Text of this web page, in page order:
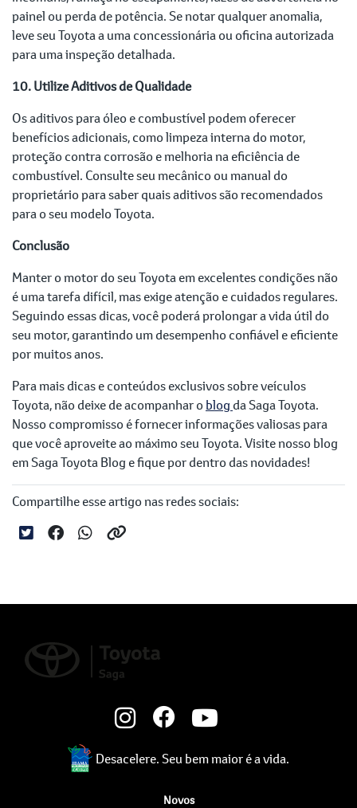
painel ou perda de potência. Se notar qualquer anomalia,
leve seu Toyota a uma concessionária ou oficina autorizada
para uma inspeção detalhada.
10. Utilize Aditivos de Qualidade
Os aditivos para óleo e combustível podem oferecer
benefícios adicionais, como limpeza interna do motor,
proteção contra corrosão e melhoria na eficiência de
combustível. Consulte seu mecânico ou manual do
proprietário para saber quais aditivos são recomendados
para o seu modelo Toyota.
Conclusão
Manter o motor do seu Toyota em excelentes condições não
é uma tarefa difícil, mas exige atenção e cuidados regulares.
Seguindo essas dicas, você poderá prolongar a vida útil do
seu motor, garantindo um desempenho confiável e eficiente
por muitos anos.
Para mais dicas e conteúdos exclusivos sobre veículos
Toyota, não deixe de acompanhar o blogda Saga Toyota.
Nosso compromisso é fornecer informações valiosas para
que você aproveite ao máximo seu Toyota. Visite nosso blog
em Saga Toyota Blog e fique por dentro das novidades!
Compartilhe esse artigo nas redes sociais:
Desacelere. Seu bem maior é a vida.
Novos